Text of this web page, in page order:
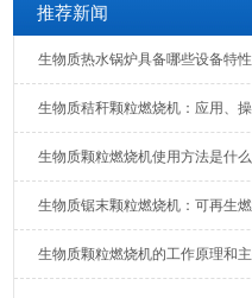
推荐新闻
生物质热水锅炉具备哪些设备特性
生物质秸秆颗粒燃烧机：应用、
生物质颗粒燃烧机使用方法是什
生物质锯末颗粒燃烧机：可再生
生物质颗粒燃烧机的工作原理和